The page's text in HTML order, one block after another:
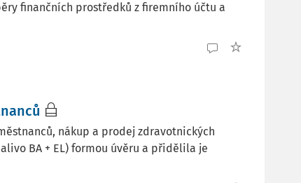
finančních prostředků z firemního účtu a
nákup a prodej zdravotnických
BA + EL) formou úvěru a přidělila je